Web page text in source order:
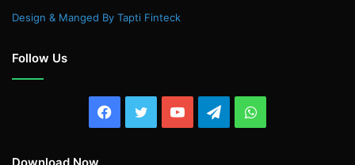
Design & Manged By Tapti Finteck
Follow Us
Facebook
TwitterYouTubeTelegramWhatsApp